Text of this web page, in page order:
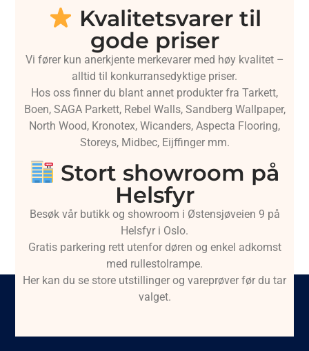
Kvalitetsvarer til
gode priser
Vi fører kun anerkjente merkevarer med høy kvalitet –
alltid til konkurransedyktige priser.
Hos oss finner du blant annet produkter fra Tarkett,
Boen, SAGA Parkett, Rebel Walls, Sandberg Wallpaper,
North Wood, Kronotex, Wicanders, Aspecta Flooring,
Storeys, Midbec, Eijffinger mm.
Stort showroom på
Helsfyr
Besøk vår butikk og showroom i Østensjøveien 9 på
Helsfyr i Oslo.
Gratis parkering rett utenfor døren og enkel adkomst
med rullestolrampe.
Her kan du se store utstillinger og vareprøver før du tar
valget.